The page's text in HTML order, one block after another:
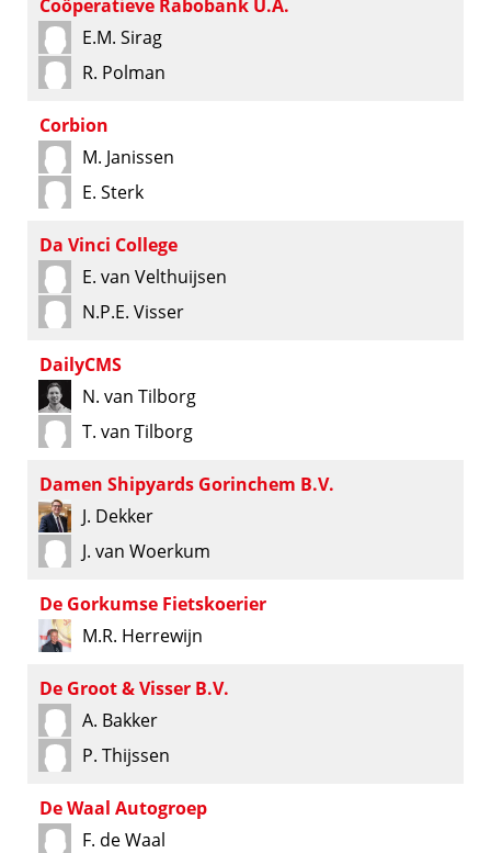
Coöperatieve Rabobank U.A.
E.M. Sirag
R. Polman
Corbion
M. Janissen
E. Sterk
Da Vinci College
E. van Velthuijsen
N.P.E. Visser
DailyCMS
N. van Tilborg
T. van Tilborg
Damen Shipyards Gorinchem B.V.
J. Dekker
J. van Woerkum
De Gorkumse Fietskoerier
M.R. Herrewijn
De Groot & Visser B.V.
A. Bakker
P. Thijssen
De Waal Autogroep
F. de Waal